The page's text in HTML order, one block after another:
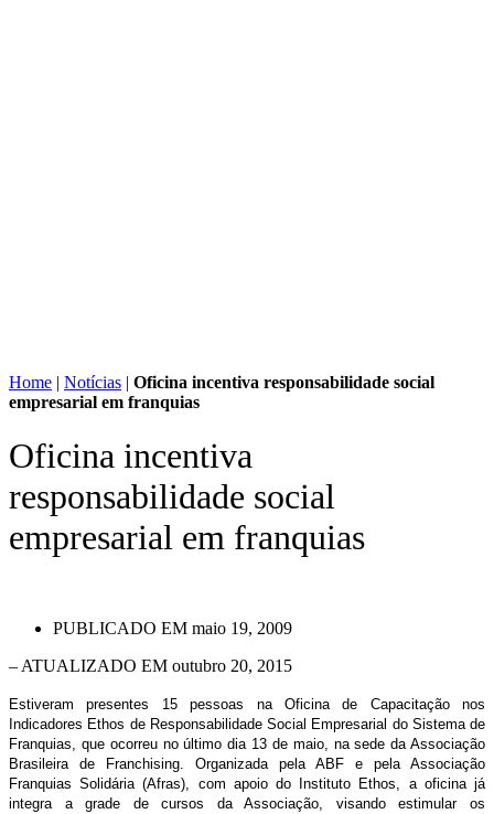
Home | Notícias | Oficina incentiva responsabilidade social
empresarial em franquias
Oficina incentiva
responsabilidade social
empresarial em franquias
PUBLICADO EM maio 19, 2009
– ATUALIZADO EM outubro 20, 2015
Estiveram presentes 15 pessoas na Oficina de Capacitação nos
Indicadores Ethos de Responsabilidade Social Empresarial do Sistema de
Franquias, que ocorreu no último dia 13 de maio, na sede da Associação
Brasileira de Franchising. Organizada pela ABF e pela Associação
Franquias Solidária (Afras), com apoio do Instituto Ethos, a oficina já
integra a grade de cursos da Associação, visando estimular os